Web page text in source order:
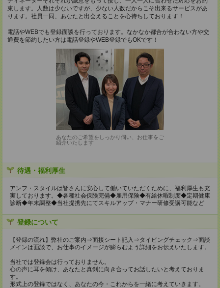
束します。人数は少ないですが、少ない人数だからこそ出来るサービスがあ
ります。社員一同、あなたと出会えることを心待ちしております！
電話やWEBでも登録面談を行っております。なかなか都合が合わない方や交
通費を節約したい方は電話登録やWEB登録でもOKです！
あなたのご希望をしっかり伺い、お仕事をご
紹介いたします
待遇・福利厚生
アンフ・スタイルは皆さんに安心して働いていただくために、福利厚生も充
実しております。◆各種社会保険完備◆雇用保険◆有給休暇制度◆定期健康
診断◆年末調整◆当社提携先にてスキルアップ・マナー研修受講可能など
登録について
【登録の流れ】弊社のご案内⇒面接シート記入⇒タイピングチェック⇒面談
メインは面談で、お仕事のイメージが膨らむよう詳細をお伝えいたします。
当社では登録会は行っておりません。
心の声に耳を傾け、あなたと真剣に向き合ってお話したいと考えておりま
す。
形式上の登録ではなく、あなたの今・これからを一緒に考えていきます。